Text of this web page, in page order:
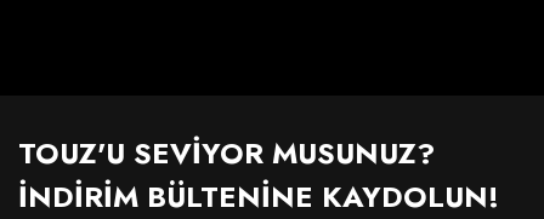
TOUZ'U SEVİYOR MUSUNUZ?
İNDİRİM BÜLTENİNE KAYDOLUN!